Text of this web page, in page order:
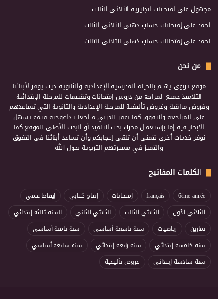
مجهولعلى امتحانات انجليزية الثلاثي الثالث
احمدعلى إمتحانات حساب ذهني الثلاثي الثالث
احمدعلى إمتحانات حساب ذهني الثلاثي الثالث
من نحن
موقع تربوي يهتم بالحياة المدرسية الإعدادية والثانوية حيث يوفر لأبنائنا
التلاميذ جميع المراجع من دروس إمتحانات وتقييمات للمرحلة الإبتدائية
وفروض مراقبة وفروض تأليفية للمرحلة الإعدادية والثانوية التي تساعدهم
على المراجعة والتفوق كما يوفر للمربي مراجعا بيداغوجية قيمة يسهل
الابحار فيه إما بإستعمال محرك بحث التلميذ أو البحث الأصلي للموقع كما
نوفر خدمات أخرى نتمنى أن تلقى إعجابكم وأن تساعد أبنائنا في التفوق
والتميز في مسيرتهم التربوية بحول الله
الكلمات المفاتيح
6ème année
français إمتحانات إنتاج كتابي
إيقاظ علمي
الثلاثي الأول
الثلاثي الثالث الثلاثي الثاني
السنة ثالثة إبتدائي
تمارين
رياضيات سنة تاسعة أساسي
سنة ثامنة أساسي
سنة خامسة إبتدائي
سنة رابعة إبتدائي
سنة سابعة أساسي
سنة سادسة إبتدائي
فروض تأليفية